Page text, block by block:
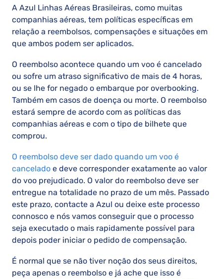
A Azul Linhas Aéreas Brasileiras, como muitas
companhias aéreas, tem políticas específicas em
relação a reembolsos, compensações e situações em
que ambos podem ser aplicados.
O reembolso acontece quando um voo é cancelado
ou sofre um atraso significativo de mais de 4 horas,
ou se lhe for negado o embarque por overbooking.
Também em casos de doença ou morte. O reembolso
estará sempre de acordo com as políticas das
companhias aéreas e com o tipo de bilhete que
comprou.
O reembolso deve ser dado quando um voo é
cancelado e deve corresponder exatamente ao valor
do voo prejudicado. O valor do reembolso deve ser
entregue na totalidade no prazo de um mês. Passado
este prazo, contacte a Azul ou deixe este processo
connosco e nós vamos conseguir que o processo
seja executado o mais rapidamente possível para
depois poder iniciar o pedido de compensação.
É normal que se não tiver noção dos seus direitos,
peça apenas o reembolso e já ache que isso é